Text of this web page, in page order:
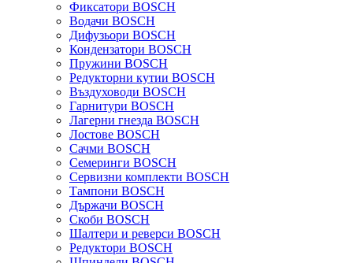
Фиксатори BOSCH
Водачи BOSCH
Дифузьори BOSCH
Кондензатори BOSCH
Пружини BOSCH
Редукторни кутии BOSCH
Въздуховоди BOSCH
Гарнитури BOSCH
Лагерни гнезда BOSCH
Лостове BOSCH
Сачми BOSCH
Семеринги BOSCH
Сервизни комплекти BOSCH
Тампони BOSCH
Държачи BOSCH
Скоби BOSCH
Шалтери и реверси BOSCH
Редуктори BOSCH